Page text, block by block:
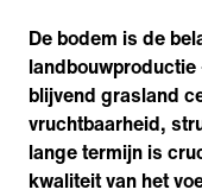
De bodem is de
blijvend grasland
vruchtbaarheid,
lange termijn is
kwaliteit van het